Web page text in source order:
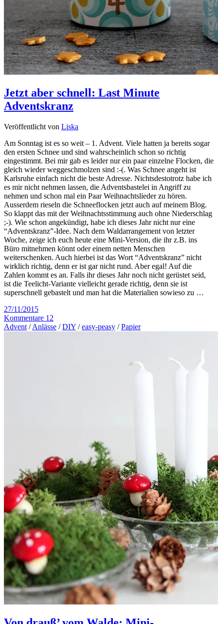
Jetzt aber schnell: Last Minute
Adventskranz
Veröffentlicht von Liska
Am Sonntag ist es so weit – 1. Advent. Viele hatten ja bereits sogar
den ersten Schnee und sind wahrscheinlich schon so richtig
eingestimmt. Bei mir gab es leider nur ein paar einzelne Flocken, die
gleich wieder weggeschmolzen sind :-(. Was Schnee angeht ist
Karlsruhe einfach nicht die beste Adresse. Nichtsdestotrotz habe ich
es mir nicht nehmen lassen, die Adventsbastelei in Angriff zu
nehmen und schon mal ein Paar Weihnachtslieder zu hören.
Ausserdem rieseln die Schneeflocken jetzt auch auf meinem Blog.
So klappt das mit der Weihnachtsstimmung auch ohne Niederschlag
;-). Wie schon angekündigt, habe ich dieses Jahr nicht nur eine
“Adventskranz”-Idee. Nach dem Waldarrangement von letzter
Woche, zeige ich euch heute eine Mini-Version, die ihr z.B. ins
Büro mitnehmen könnt oder einem netten Menschen
weiterschenken. Auch hierbei ist das Wort “Adventskranz” nicht
wirklich richtig, denn er ist gar nicht rund. Aber egal! Auf die
Zahlen kommt es an. Falls ihr dieses Jahr noch nicht gerüstet seid,
ist die Teelicht-Variante vielleicht gerade richtig, denn sie ist
superschnell gebastelt und man hat die Materialien sowieso zu …
27/11/2015
Kommentare 12
Advent /Anlässe /DIY /easy-peasy /Papier